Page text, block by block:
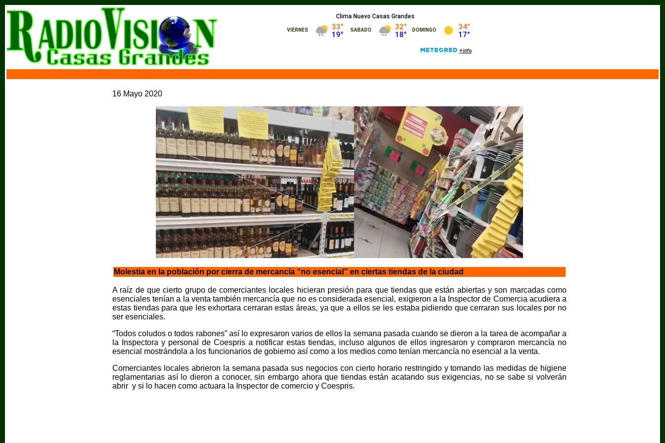
16 Mayo 2020
Molestia en la población por cierra de mercancía “no esencial” en ciertas tiendas de la ciudad
A raíz de que cierto grupo de comerciantes locales hicieran presión para que tiendas que están abiertas y son marcadas como
esenciales tenían a la venta también mercancía que no es considerada esencial, exigieron a la Inspector de Comercia acudiera a
estas tiendas para que les exhortara cerraran estas áreas, ya que a ellos se les estaba pidiendo que cerraran sus locales por no
ser esenciales.
“Todos coludos o todos rabones” así lo expresaron varios de ellos la semana pasada cuando se dieron a la tarea de acompañar a
la Inspectora y personal de Coespris a notificar estas tiendas, incluso algunos de ellos ingresaron y compraron mercancía no
esencial mostrándola a los funcionarios de gobierno así como a los medios como tenían mercancía no esencial a la venta.
Comerciantes locales abrieron la semana pasada sus negocios con cierto horario restringido y tomando las medidas de higiene
reglamentarias así lo dieron a conocer, sin embargo ahora que tiendas están acatando sus exigencias, no se sabe si volverán
abrir y si lo hacen como actuara la Inspector de comercio y Coespris.